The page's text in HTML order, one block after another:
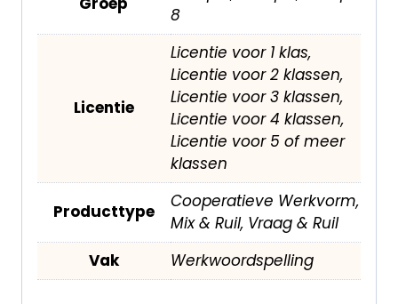
8
Licentie
Licentie voor 1 klas,
Licentie voor 2 klassen,
Licentie voor 3 klassen,
Licentie voor 4 klassen,
Licentie voor 5 of meer
klassen
Producttype
Cooperatieve Werkvorm,
Mix & Ruil, Vraag & Ruil
Vak
Werkwoordspelling